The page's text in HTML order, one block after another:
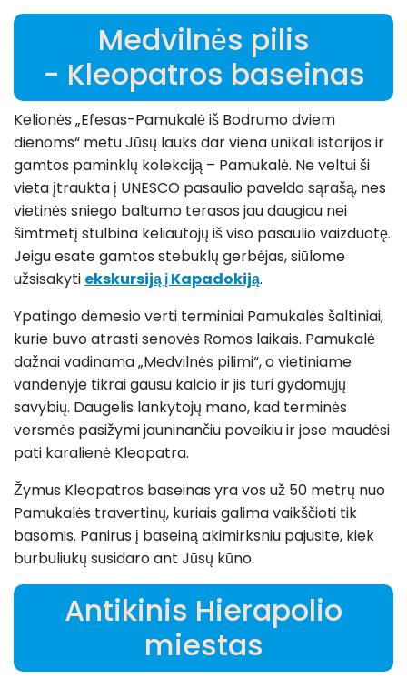
Medvilnės pilis
- Kleopatros baseinas
Kelionės „Efesas-Pamukalė iš Bodrumo dviem
dienoms“ metu Jūsų lauks dar viena unikali istorijos ir
gamtos paminklų kolekciją – Pamukalė. Ne veltui ši
vieta įtraukta į UNESCO pasaulio paveldo sąrašą, nes
vietinės sniego baltumo terasos jau daugiau nei
šimtmetį stulbina keliautojų iš viso pasaulio vaizduotę.
Jeigu esate gamtos stebuklų gerbėjas, siūlome
užsisakyti ekskursiją į Kapadokiją.
Ypatingo dėmesio verti terminiai Pamukalės šaltiniai,
kurie buvo atrasti senovės Romos laikais. Pamukalė
dažnai vadinama „Medvilnės pilimi“, o vietiniame
vandenyje tikrai gausu kalcio ir jis turi gydomųjų
savybių. Daugelis lankytojų mano, kad terminės
versmės pasižymi jauninančiu poveikiu ir jose maudėsi
pati karalienė Kleopatra.
Žymus Kleopatros baseinas yra vos už 50 metrų nuo
Pamukalės travertinų, kuriais galima vaikščioti tik
basomis. Panirus į baseiną akimirksniu pajusite, kiek
burbuliukų susidaro ant Jūsų kūno.
Antikinis Hierapolio
miestas